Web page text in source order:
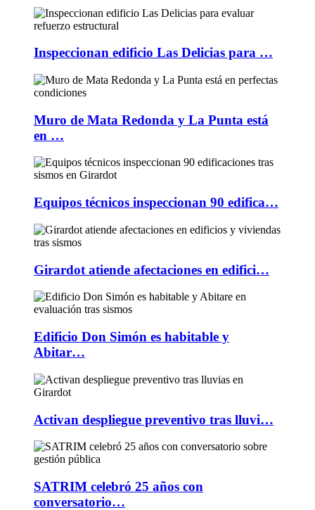
Inspeccionan edificio Las Delicias para …
Muro de Mata Redonda y La Punta está
en …
Equipos técnicos inspeccionan 90 edifica…
Girardot atiende afectaciones en edifici…
Edificio Don Simón es habitable y
Abitar…
Activan despliegue preventivo tras lluvi…
SATRIM celebró 25 años con
conversatorio…